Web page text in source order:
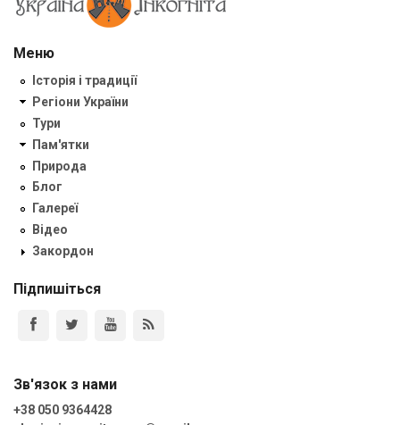
Меню
Історія і традиції
Регіони України
Тури
Пам'ятки
Природа
Блог
Галереї
Відео
Закордон
Підпишіться
Зв'язок з нами
+38 050 9364428